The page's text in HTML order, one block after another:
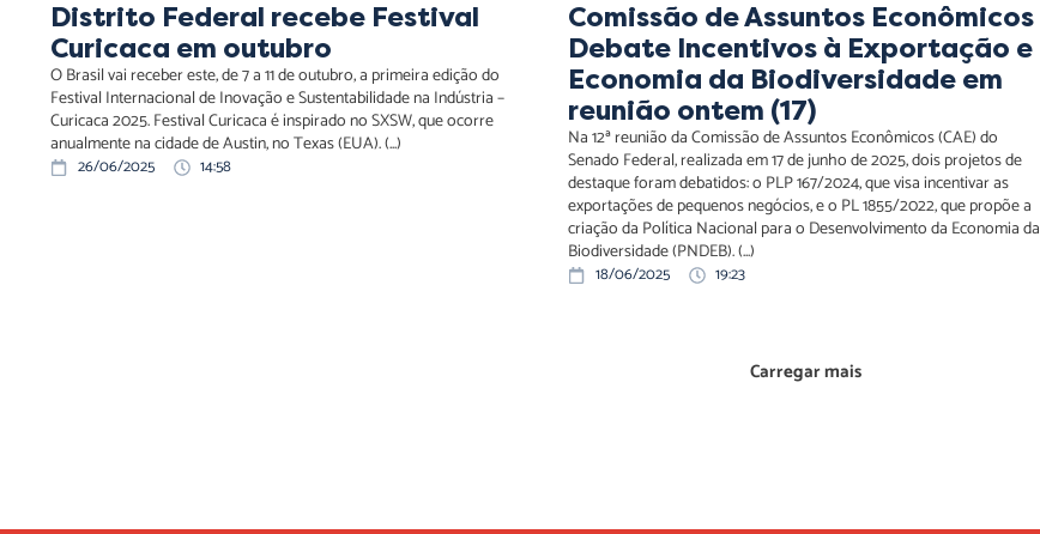
Distrito Federal recebe Festival
Curicaca em outubro
O Brasil vai receber este, de 7 a 11 de outubro, a primeira edição do
Festival Internacional de Inovação e Sustentabilidade na Indústria –
Curicaca 2025. Festival Curicaca é inspirado no SXSW, que ocorre
anualmente na cidade de Austin, no Texas (EUA). (...)
26/06/2025 14:58
Comissão de Assuntos Econômicos
Debate Incentivos à Exportação e
Economia da Biodiversidade em
reunião ontem (17)
Na 12ª reunião da Comissão de Assuntos Econômicos (CAE) do
Senado Federal, realizada em 17 de junho de 2025, dois projetos de
destaque foram debatidos: o PLP 167/2024, que visa incentivar as
exportações de pequenos negócios, e o PL 1855/2022, que propõe a
criação da Política Nacional para o Desenvolvimento da Economia da
Biodiversidade (PNDEB). (...)
18/06/2025 19:23
Carregar mais